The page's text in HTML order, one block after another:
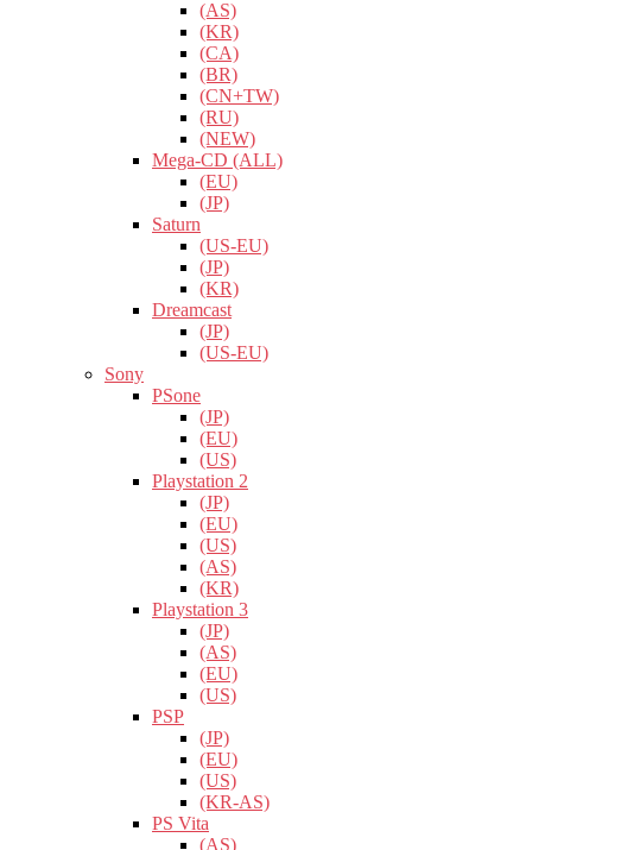
(AS)
(KR)
(CA)
(BR)
(CN+TW)
(RU)
(NEW)
Mega-CD (ALL)
(EU)
(JP)
Saturn
(US-EU)
(JP)
(KR)
Dreamcast
(JP)
(US-EU)
Sony
PSone
(JP)
(EU)
(US)
Playstation 2
(JP)
(EU)
(US)
(AS)
(KR)
Playstation 3
(JP)
(AS)
(EU)
(US)
PSP
(JP)
(EU)
(US)
(KR-AS)
PS Vita
(AS)